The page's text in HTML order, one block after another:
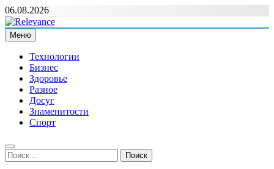
Перейти
к
содержимому
06.08.2026
Relevance
Релевантні новини — саме те, що вам потрібно
Меню
Технологии
Бизнес
Здоровье
Разное
Досуг
Знаменитости
Спорт
Найти: